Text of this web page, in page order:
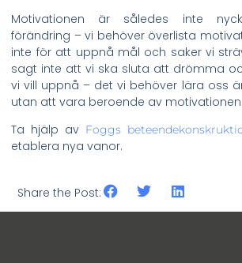
Motivationen är således inte
förändring – vi behöver överlista
inte för att uppnå mål och saker vi
sagt inte att vi ska sluta att drömma
vi vill uppnå – det vi behöver lära oss
utan att vara beroende av motivationen.
Ta hjälp av Foggs
etablera nya vanor.
Share the Post: